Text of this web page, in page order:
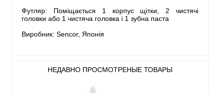
Футляр: Поміщається 1 корпус щітки, 2 чистячі
головки або 1 чистяча головка і 1 зубна паста
Виробник: Sencor, Японія
НЕДАВНО ПРОСМОТРЕНЫЕ ТОВАРЫ